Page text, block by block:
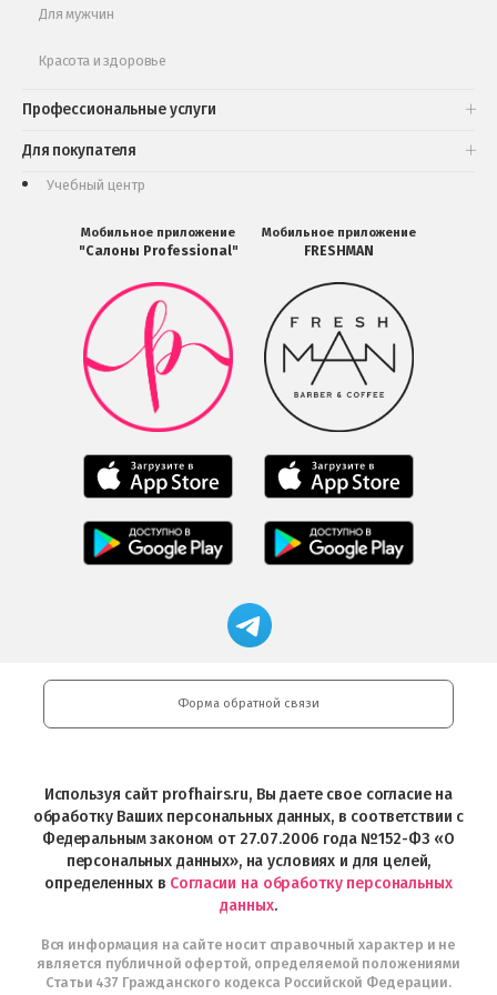
Для мужчин
Красота и здоровье
Профессиональные услуги
Для покупателя
Учебный центр
Мобильное приложение
"Салоны Professional"
Мобильное
приложение
Салоны
Professional
загрузить
в
Google
Мобильное
приложение
Professional
загрузить
Мобильное
приложение
Professional
загрузить
Play
Мобильное приложение
FRESHMAN
Мобильное
приложение
FRESHMAN
в
Google
Play
Мобильное
приложение
загрузить
в
Мобильное
приложение
Магазин
профессиональной
Professional
и
Интернет-
Telegram
Форма обратной связи
Используя сайт profhairs.ru, Вы даете свое согласие на
обработку Ваших персональных данных, в соответствии с
Федеральным законом от 27.07.2006 года №152-ФЗ «О
персональных данных», на условиях и для целей,
определенных в Согласии на обработку персональных
данных.
Вся информация на сайте носит справочный характер и не
является публичной офертой, определяемой положениями
Статьи 437 Гражданского кодекса Российской Федерации.